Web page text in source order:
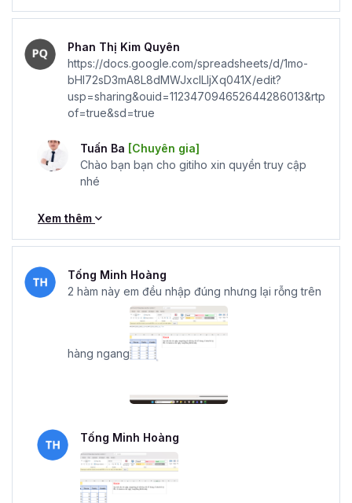
Phan Thị Kim Quyên
https://docs.google.com/spreadsheets/d/1mo-
bHI72sD3mA8L8dMWJxclLIjXq041X/edit?
usp=sharing&ouid=112347094652644286013&rtp
of=true&sd=true
Tuấn Ba [Chuyên gia]
Chào bạn bạn cho gitiho xin quyền truy cập
nhé
Xem thêm
Tống Minh Hoàng
2 hàm này em đều nhập đúng nhưng lại rỗng trên
hàng ngang
Tống Minh Hoàng